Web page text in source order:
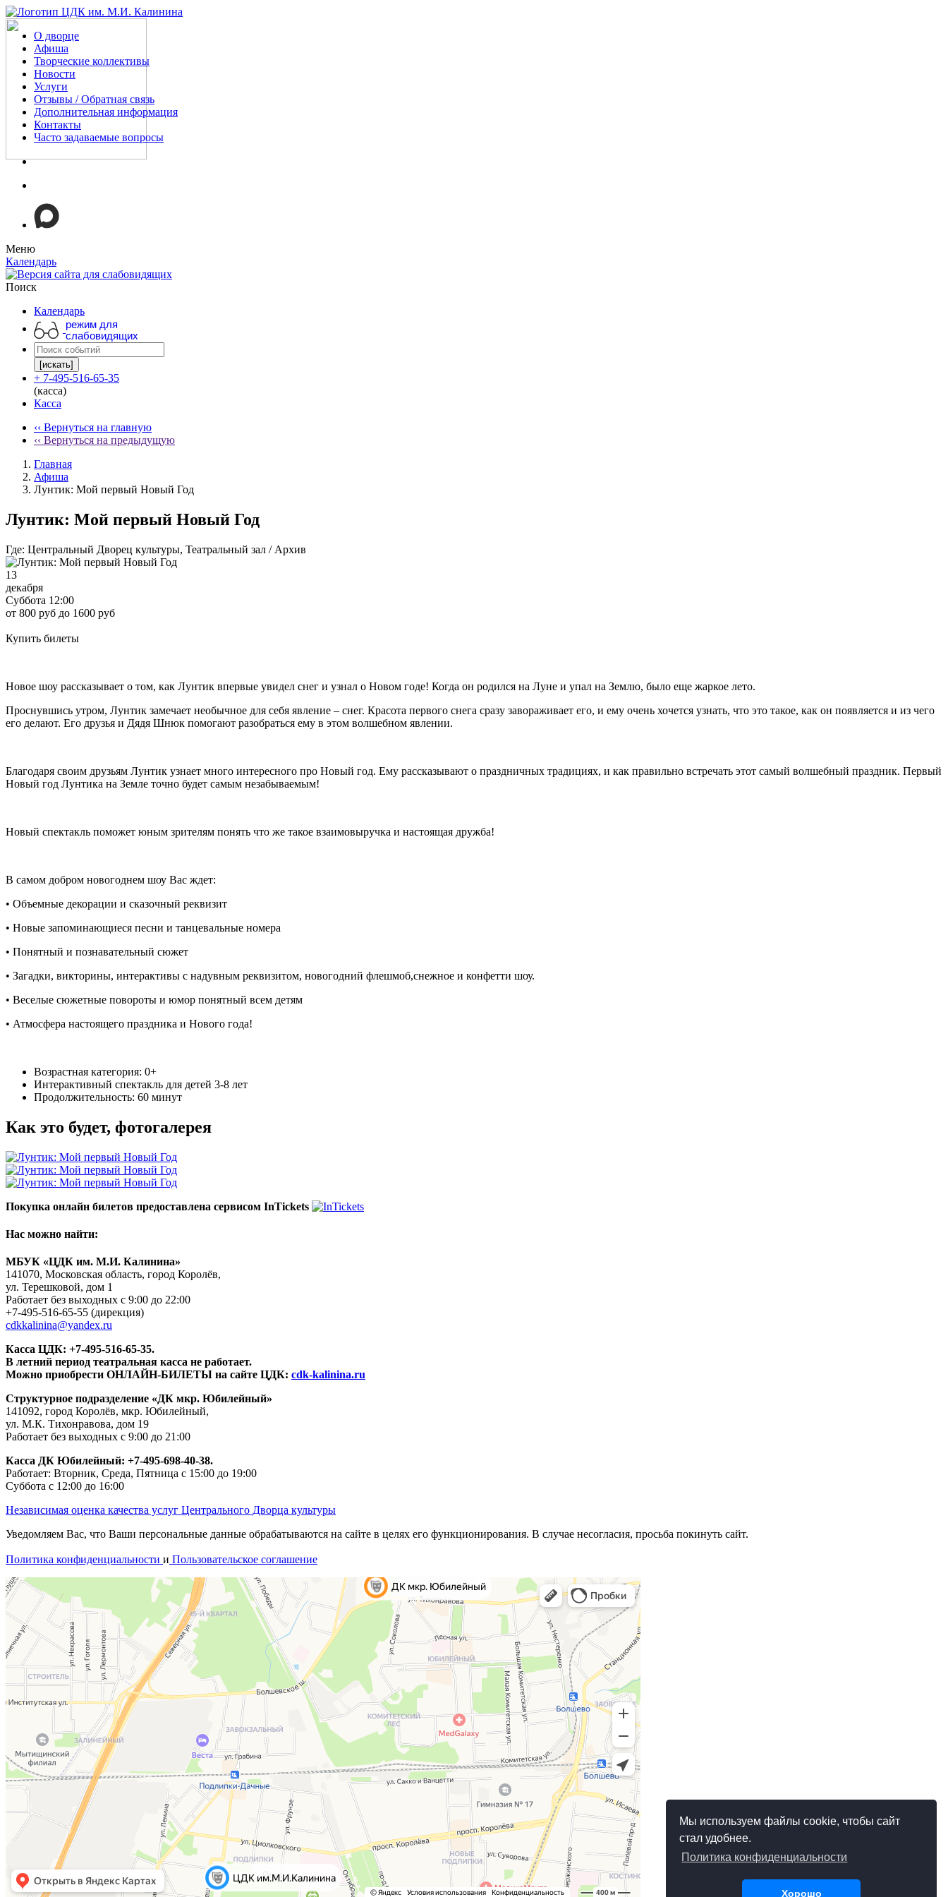
Мы используем файлы cookie, чтобы сайт
стал удобнее.
Политика конфиденциальности
Хорошо
О дворце
Афиша
Творческие коллективы
Новости
Услуги
Отзывы / Обратная связь
Дополнительная информация
Контакты
Часто задаваемые вопросы
Меню
Календарь
Поиск
Календарь
режим для
слабовидящих
[искать]
+ 7-495-516-65-35
(касса)
Касса
‹‹ Вернуться на главную
‹‹ Вернуться на предыдущую
Главная
Афиша
Лунтик: Мой первый Новый Год
Лунтик: Мой первый Новый Год
Где: Центральный Дворец культуры, Театральный зал / Архив
13
декабря
Суббота 12:00
от 800 руб до 1600 руб
Купить билеты
Новое шоу рассказывает о том, как Лунтик впервые увидел снег и узнал о Новом годе! Когда он родился на Луне и упал на Землю, было еще жаркое лето.
Проснувшись утром, Лунтик замечает необычное для себя явление – снег. Красота первого снега сразу завораживает его, и ему очень хочется узнать, что это такое, как он появляется и из чего
его делают. Его друзья и Дядя Шнюк помогают разобраться ему в этом волшебном явлении.
Благодаря своим друзьям Лунтик узнает много интересного про Новый год. Ему рассказывают о праздничных традициях, и как правильно встречать этот самый волшебный праздник. Первый
Новый год Лунтика на Земле точно будет самым незабываемым!
Новый спектакль поможет юным зрителям понять что же такое взаимовыручка и настоящая дружба!
В самом добром новогоднем шоу Вас ждет:
• Объемные декорации и сказочный реквизит
• Новые запоминающиеся песни и танцевальные номера
• Понятный и познавательный сюжет
• Загадки, викторины, интерактивы с надувным реквизитом, новогодний флешмоб,снежное и конфетти шоу.
• Веселые сюжетные повороты и юмор понятный всем детям
• Атмосфера настоящего праздника и Нового года!
Возрастная категория: 0+
Интерактивный спектакль для детей 3-8 лет
Продолжительность: 60 минут
Как это будет, фотогалерея
Покупка онлайн билетов предоставлена сервисом InTickets
Нас можно найти:
МБУК «ЦДК им. М.И. Калинина»
141070, Московская область, город Королёв,
ул. Терешковой, дом 1
Работает без выходных с 9:00 до 22:00
+7-495-516-65-55 (дирекция)
cdkkalinina@yandex.ru
Касса ЦДК: +7-495-516-65-35.
В летний период театральная касса не работает.
Можно приобрести ОНЛАЙН-БИЛЕТЫ на сайте ЦДК: cdk-kalinina.ru
Структурное подразделение «ДК мкр. Юбилейный»
141092, город Королёв, мкр. Юбилейный,
ул. М.К. Тихонравова, дом 19
Работает без выходных с 9:00 до 21:00
Касса ДК Юбилейный: +7-495-698-40-38.
Работает: Вторник, Среда, Пятница с 15:00 до 19:00
Суббота с 12:00 до 16:00
Независимая оценка качества услуг Центрального Дворца культуры
Уведомляем Вас, что Ваши персональные данные обрабатываются на сайте в целях его функционирования. В случае несогласия, просьба покинуть сайт.
Политика конфиденциальности и Пользовательское соглашение